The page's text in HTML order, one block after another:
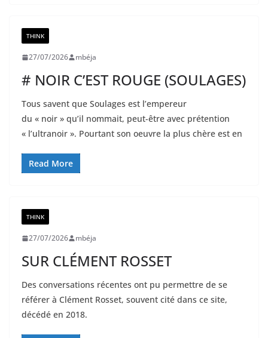
THINK
27/07/2026 mbéja
# NOIR C’EST ROUGE (SOULAGES)
Tous savent que Soulages est l’empereur
du « noir » qu’il nommait, peut-être avec prétention
« l’ultranoir ». Pourtant son oeuvre la plus chère est en
Read More
THINK
27/07/2026 mbéja
SUR CLÉMENT ROSSET
Des conversations récentes ont pu permettre de se
référer à Clément Rosset, souvent cité dans ce site,
décédé en 2018.